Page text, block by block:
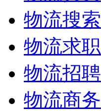
物流搜索
物流求职
物流招聘
物流商务